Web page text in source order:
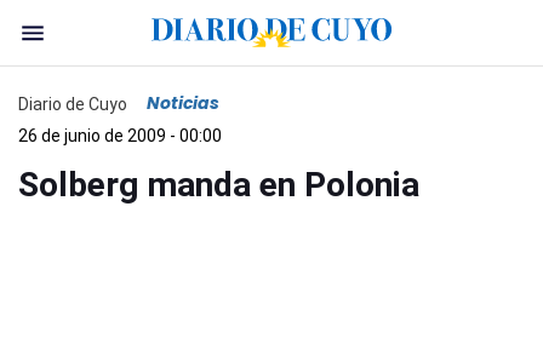
Diario de Cuyo Noticias
26 de junio de 2009 - 00:00
Solberg manda en Polonia